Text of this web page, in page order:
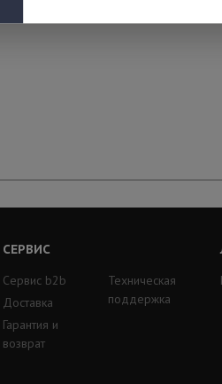
СЕРВИС
Сервис b2b
Доставка
Гарантия и
возврат
Техническая
поддержка